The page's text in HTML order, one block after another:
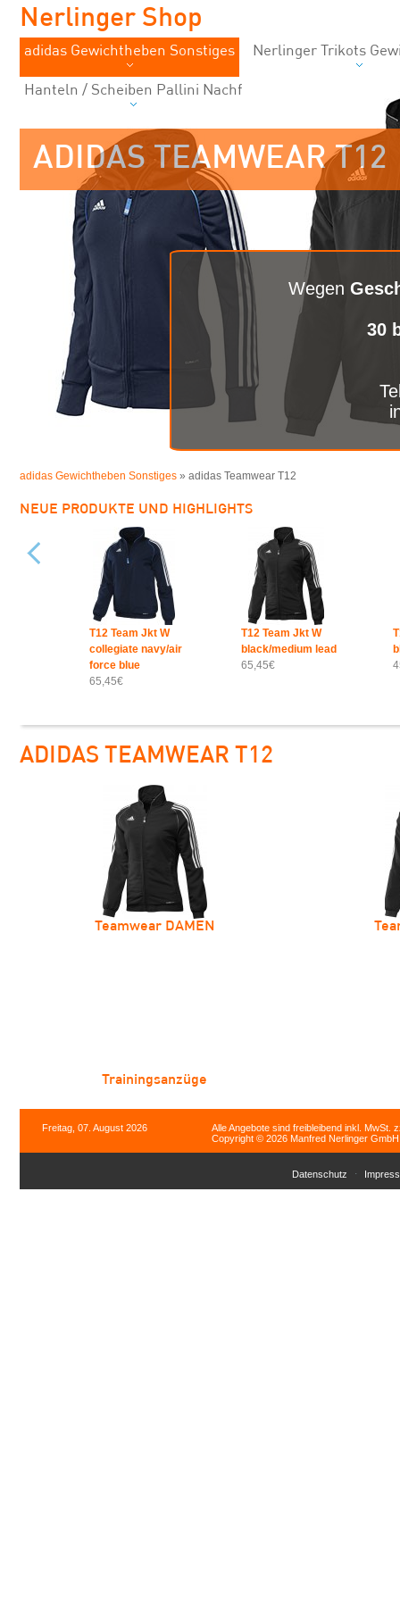
Wegen
30
Nerlinger Shop
adidas Gewichtheben Sonstiges Nerlinger Trikots
Hanteln / Scheiben Pallini Nachf
ADIDAS TEAMWEAR T12
adidas Gewichtheben Sonstiges » adidas Teamwear T12
NEUE PRODUKTE UND HIGHLIGHTS
T12 Team Jkt W
collegiate navy/air
force blue
65,45€
T12 Team Jkt W
black/medium lead
65,45€
ADIDAS TEAMWEAR T12
Teamwear DAMEN
Trainingsanzüge
Freitag, 07. August 2026
Alle Angebote sind freibleibend inkl. MwSt.
Copyright © 2026 Manfred Nerlinger
Datenschutz